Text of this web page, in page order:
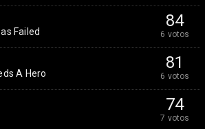
84
6 votos
Failed
81
6 votos
A Hero
74
7 votos